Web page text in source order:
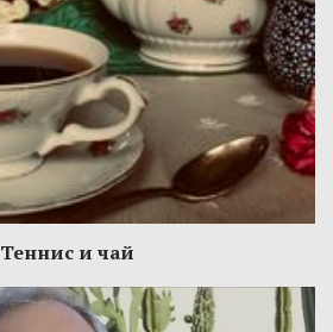
Теннис и чай